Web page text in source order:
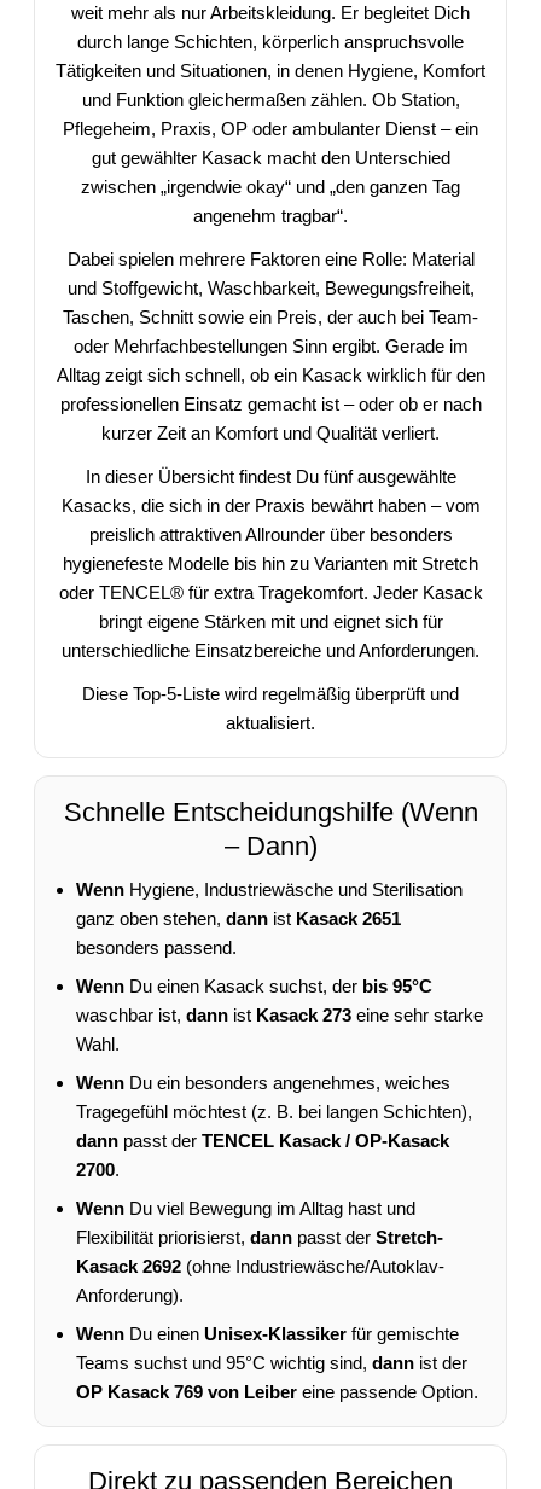
weit mehr als nur Arbeitskleidung. Er begleitet Dich
durch lange Schichten, körperlich anspruchsvolle
Tätigkeiten und Situationen, in denen Hygiene, Komfort
und Funktion gleichermaßen zählen. Ob Station,
Pflegeheim, Praxis, OP oder ambulanter Dienst – ein
gut gewählter Kasack macht den Unterschied
zwischen „irgendwie okay“ und „den ganzen Tag
angenehm tragbar“.
Dabei spielen mehrere Faktoren eine Rolle: Material
und Stoffgewicht, Waschbarkeit, Bewegungsfreiheit,
Taschen, Schnitt sowie ein Preis, der auch bei Team-
oder Mehrfachbestellungen Sinn ergibt. Gerade im
Alltag zeigt sich schnell, ob ein Kasack wirklich für den
professionellen Einsatz gemacht ist – oder ob er nach
kurzer Zeit an Komfort und Qualität verliert.
In dieser Übersicht findest Du fünf ausgewählte
Kasacks, die sich in der Praxis bewährt haben – vom
preislich attraktiven Allrounder über besonders
hygienefeste Modelle bis hin zu Varianten mit Stretch
oder TENCEL® für extra Tragekomfort. Jeder Kasack
bringt eigene Stärken mit und eignet sich für
unterschiedliche Einsatzbereiche und Anforderungen.
Diese Top-5-Liste wird regelmäßig überprüft und
aktualisiert.
Schnelle Entscheidungshilfe (Wenn
– Dann)
Wenn Hygiene, Industriewäsche und Sterilisation
ganz oben stehen, dann ist Kasack 2651
besonders passend.
Wenn Du einen Kasack suchst, der bis 95°C
waschbar ist, dann ist Kasack 273 eine sehr starke
Wahl.
Wenn Du ein besonders angenehmes, weiches
Tragegefühl möchtest (z. B. bei langen Schichten),
dann passt der TENCEL Kasack / OP-Kasack
2700.
Wenn Du viel Bewegung im Alltag hast und
Flexibilität priorisierst, dann passt der Stretch-
Kasack 2692 (ohne Industriewäsche/Autoklav-
Anforderung).
Wenn Du einen Unisex-Klassiker für gemischte
Teams suchst und 95°C wichtig sind, dann ist der
OP Kasack 769 von Leiber eine passende Option.
Direkt zu passenden Bereichen